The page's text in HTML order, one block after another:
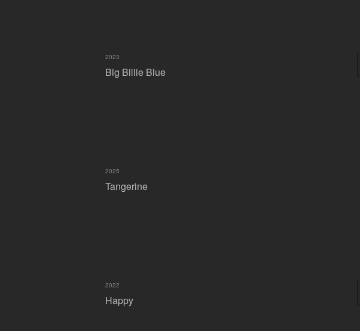
Big Billie Blue
2023
Tangerine
2025
Happy
2022